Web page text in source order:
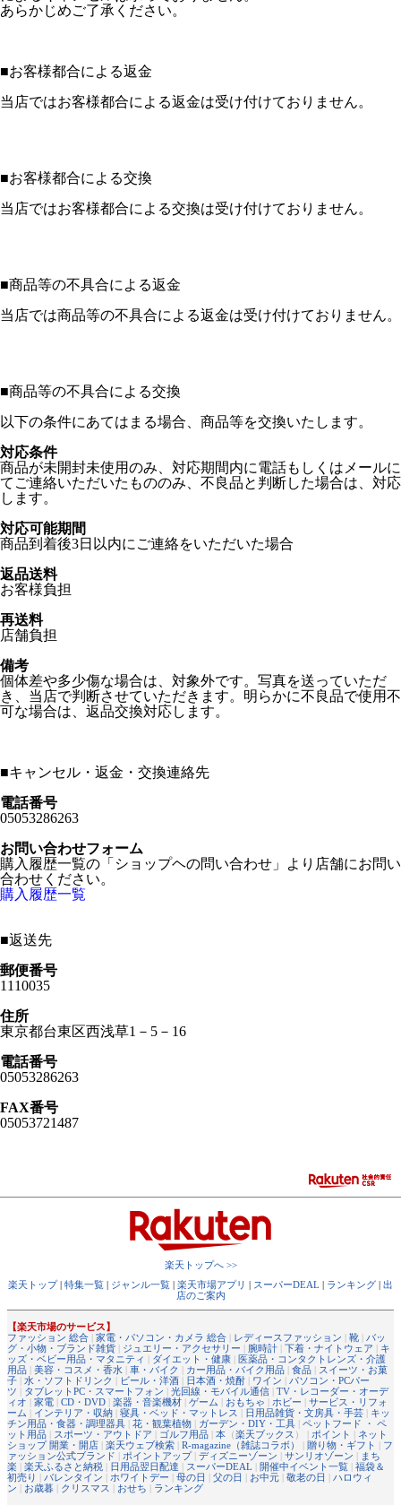
あらかじめご了承ください。
■お客様都合による返金
当店ではお客様都合による返金は受け付けておりません。
■お客様都合による交換
当店ではお客様都合による交換は受け付けておりません。
■商品等の不具合による返金
当店では商品等の不具合による返金は受け付けておりません。
■商品等の不具合による交換
以下の条件にあてはまる場合、商品等を交換いたします。
対応条件
商品が未開封未使用のみ、対応期間内に電話もしくはメールに
てご連絡いただいたもののみ、不良品と判断した場合は、対応
します。
対応可能期間
商品到着後3日以内にご連絡をいただいた場合
返品送料
お客様負担
再送料
店舗負担
備考
個体差や多少傷な場合は、対象外です。写真を送っていただ
き、当店で判断させていただきます。明らかに不良品で使用不
可な場合は、返品交換対応します。
■キャンセル・返金・交換連絡先
電話番号
05053286263
お問い合わせフォーム
購入履歴一覧の「ショップヘの問い合わせ」より店舗にお問い
合わせください。
購入履歴一覧
■返送先
郵便番号
1110035
住所
東京都台東区西浅草1－5－16
電話番号
05053286263
FAX番号
05053721487
楽天トップへ >>
楽天トップ| 特集一覧 | ジャンル一覧 | 楽天市場アプリ | スーパーDEAL | ランキング | 出
店のご案内
【楽天市場のサービス】
ファッション 総合 | 家電・パソコン・カメラ 総合 | レディースファッション | 靴 | バッ
グ・小物・ブランド雑貨 | ジュエリー・アクセサリー | 腕時計 | 下着・ナイトウェア | キ
ッズ・ベビー用品・マタニティ | ダイエット・健康 | 医薬品・コンタクトレンズ・介護
用品 | 美容・コスメ・香水 | 車・バイク | カー用品・バイク用品 | 食品 | スイーツ・お菓
子 | 水・ソフトドリンク | ビール・洋酒 | 日本酒・焼酎 | ワイン | パソコン・PCパー
ツ | タブレットPC・スマートフォン | 光回線・モバイル通信 | TV・レコーダー・オーデ
ィオ | 家電 | CD・DVD | 楽器・音楽機材 | ゲーム | おもちゃ | ホビー | サービス・リフォ
ーム | インテリア・収納 | 寝具・ベッド・マットレス | 日用品雑貨・文房具・手芸 | キッ
チン用品・食器・調理器具 | 花・観葉植物 | ガーデン・DIY・工具 | ペットフード ・ ペ
ット用品 | スポーツ・アウトドア | ゴルフ用品 | 本 （楽天ブックス ） | ポイント | ネット
ショップ 開業・開店 | 楽天ウェブ検索 | R-magazine（雑誌コラボ） | 贈り物・ギフト | フ
ァッション公式ブランド | ポイントアップ| ディズニーゾーン | サンリオゾーン | まち
楽 | 楽天ふるさと納税 | 日用品翌日配達 | スーパーDEAL | 開催中イベント一覧 | 福袋＆
初売り | バレンタイン | ホワイトデー | 母の日 | 父の日 | お中元 | 敬老の日 | ハロウィ
ン | お歳暮 | クリスマス | おせち | ランキング